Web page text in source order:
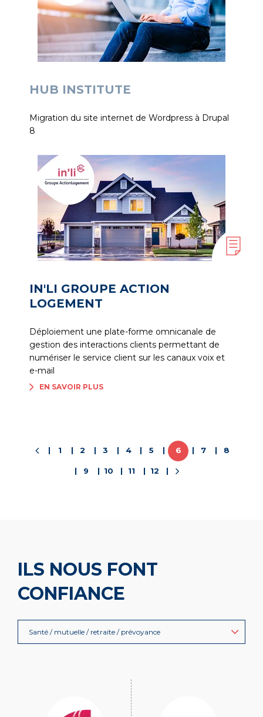
HUB INSTITUTE
Migration du site internet de Wordpress à Drupal
8
IN'LI GROUPE ACTION
LOGEMENT
Déploiement une plate-forme omnicanale de
gestion des interactions clients permettant de
numériser le service client sur les canaux voix et
e-mail
EN SAVOIR PLUS
1 2 3 4 5 6 7 8
9 10 11 12
ILS NOUS FONT
CONFIANCE
Santé / mutuelle / retraite / prévoyance